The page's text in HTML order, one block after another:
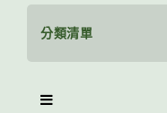
分類清單